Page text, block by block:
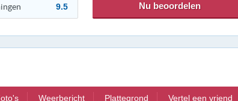
9.5 Nu beoordelen
Weerbericht Plattegrond Vertel een vriend